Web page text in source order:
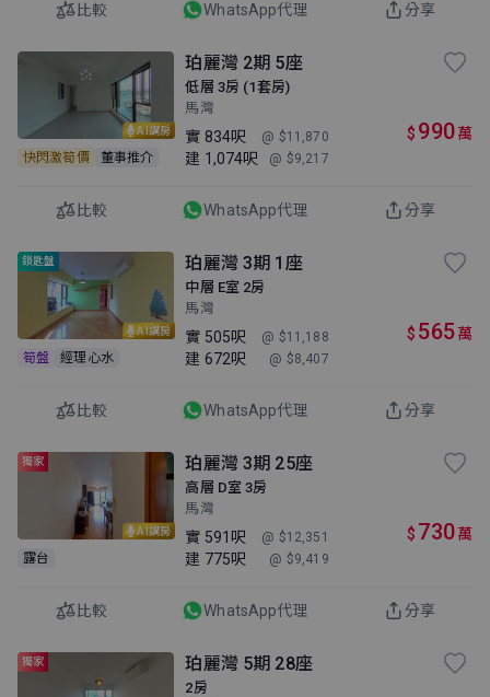
比較 WhatsApp代理 分享
AI講房
快閃激筍價 董事推介
珀麗灣 2期 5座
低層 3房 (1套房)
馬灣
實 834呎 @ $11,870
建 1,074呎 @ $9,217
$ 990萬
比較 WhatsApp代理 分享
AI講房
鎖匙盤
筍盤 經理心水
珀麗灣 3期 1座
中層 E室 2房
馬灣
實 505呎 @ $11,188
建 672呎 @ $8,407
$ 565萬
比較 WhatsApp代理 分享
AI講房
獨家
露台
珀麗灣 3期 25座
高層 D室 3房
馬灣
實 591呎 @ $12,351
建 775呎 @ $9,419
$ 730萬
比較 WhatsApp代理 分享
獨家 珀麗灣 5期 28座
2房